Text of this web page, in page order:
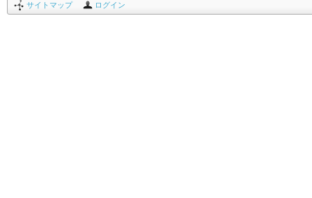
サイトマップ ログイン